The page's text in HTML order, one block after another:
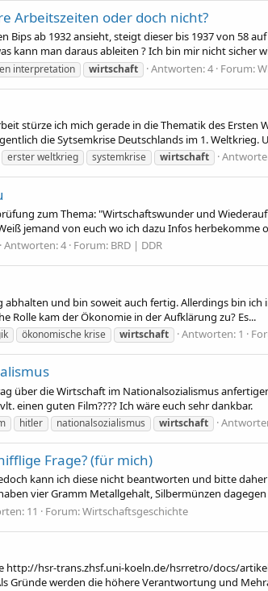
Arbeitszeiten oder doch nicht?
Bips ab 1932 ansieht, steigt dieser bis 1937 von 58
kann man daraus ableiten ? Ich bin mir nicht sicher
interpretation wirtschaft Antworten: 4 Forum:
stürze ich mich gerade in die Thematik des
die Sytsemkrise Deutschlands im 1. Weltkrieg.
erster weltkrieg systemkrise wirtschaft
zum Thema: "Wirtschaftswunder und
jemand von euch wo ich dazu Infos herbekomme
Antworten: 4 Forum: BRD | DDR
und bin soweit auch fertig. Allerdings bin
Rolle kam der Ökonomie in der Aufklärung zu? Es...
ökonomische krise wirtschaft Antworten: 1
über die Wirtschaft im Nationalsozialismus
einen guten Film???? Ich wäre euch sehr dankbar.
hitler nationalsozialismus wirtschaft
Frage? (für mich)
kann ich diese nicht beantworten und bitte
vier Gramm Metallgehalt, Silbermünzen
11 Forum:Wirtschaftsgeschichte
http://hsr-trans.zhsf.uni-koeln.de/hsrretro/docs/
Gründe werden die höhere Verantwortung und